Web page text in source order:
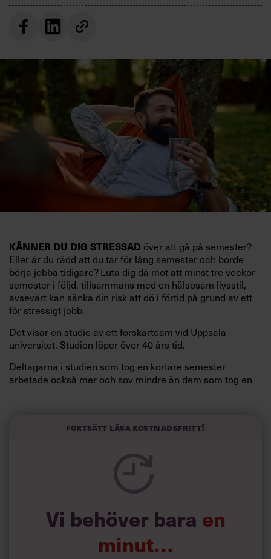
KÄNNER DU DIG STRESSAD över att gå på semester?
Eller är du rädd att du tar för lång semester och borde
börja jobba tidigare? Luta dig då mot att minst tre veckor
semester i följd, tillsammans med en hälsosam livsstil,
avsevärt kan sänka din risk att dö i förtid på grund av ett
för stressigt jobb.
Det visar en studie av ett forskarteam vid Uppsala
universitet. Studien löper över 40 års tid.
Deltagarna i studien som tog en kortare semester
arbetade också mer och sov mindre än dem som tog en
Forskarna tror sig dessutom kunna uttyda att en längre
försök att förändra livsstilsvanor.
Fortsätt läsa kostnadsfritt!
Vi behöver bara en
minut…